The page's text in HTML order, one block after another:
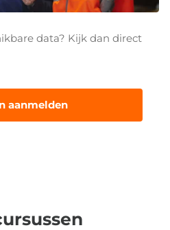
data? Kijk dan direct
aanmelden